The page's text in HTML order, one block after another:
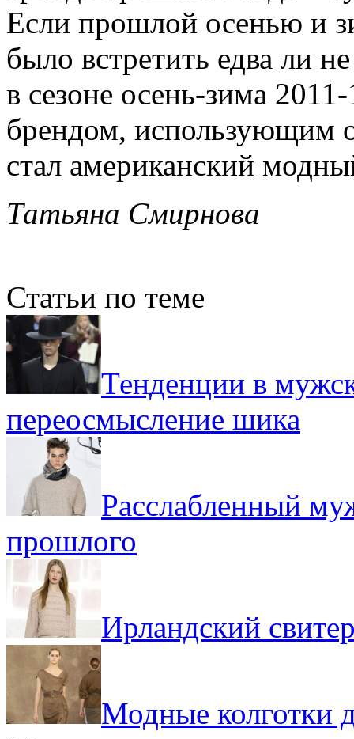
Если прошлой осенью и
было встретить едва ли
в сезоне осень-зима
брендом, использующим
стал американский
Татьяна Смирнова
Статьи по теме
Тенденции в
переосмысление шика
Расслабленный
прошлого
Ирландский
Модные колготки